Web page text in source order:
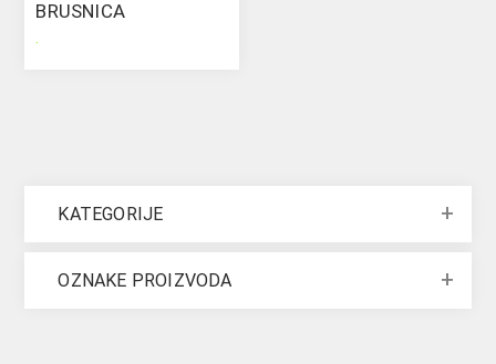
BRUSNICA
KATEGORIJE
OZNAKE PROIZVODA